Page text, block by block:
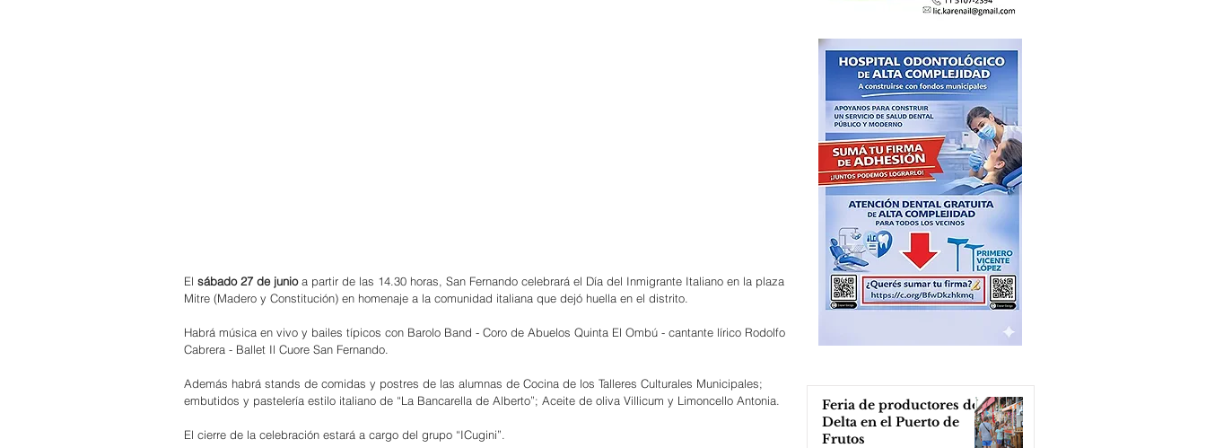
El sábado 27 de junio a partir de las 14.30 horas, San Fernando celebrará el Día del Inmigrante Italiano en la plaza
Mitre (Madero y Constitución) en homenaje a la comunidad italiana que dejó huella en el distrito.
Habrá música en vivo y bailes típicos con Barolo Band - Coro de Abuelos Quinta El Ombú - cantante lírico Rodolfo
Cabrera - Ballet Il Cuore San Fernando.
Además habrá stands de comidas y postres de las alumnas de Cocina de los Talleres Culturales Municipales;
embutidos y pastelería estilo italiano de “La Bancarella de Alberto”; Aceite de oliva Villicum y Limoncello Antonia.
El cierre de la celebración estará a cargo del grupo “ICugini”.
Feria de productores del
Delta en el Puerto de
Frutos